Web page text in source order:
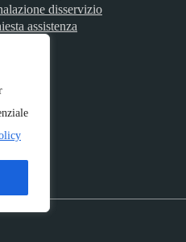
disservizio
assistenza